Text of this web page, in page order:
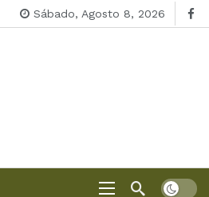
Sábado, Agosto 8, 2026